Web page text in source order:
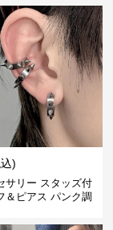
)
サリー スタッズ付
＆ピアス パンク調